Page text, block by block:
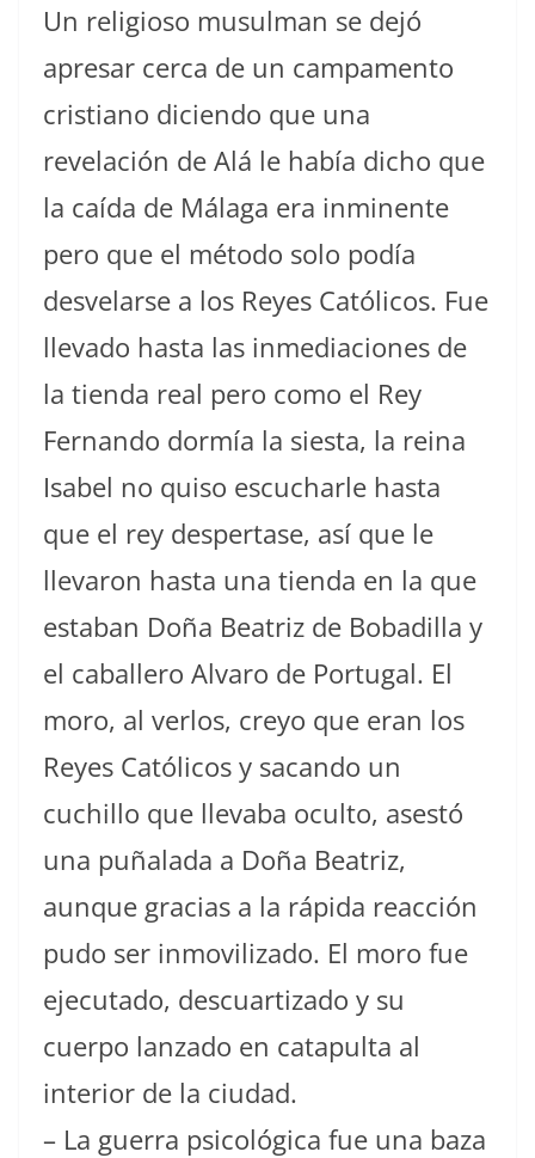
Un religioso musulman se dejó
apresar cerca de un campamento
cristiano diciendo que una
revelación de Alá le había dicho que
la caída de Málaga era inminente
pero que el método solo podía
desvelarse a los Reyes Católicos. Fue
llevado hasta las inmediaciones de
la tienda real pero como el Rey
Fernando dormía la siesta, la reina
Isabel no quiso escucharle hasta
que el rey despertase, así que le
llevaron hasta una tienda en la que
estaban Doña Beatriz de Bobadilla y
el caballero Alvaro de Portugal. El
moro, al verlos, creyo que eran los
Reyes Católicos y sacando un
cuchillo que llevaba oculto, asestó
una puñalada a Doña Beatriz,
aunque gracias a la rápida reacción
pudo ser inmovilizado. El moro fue
ejecutado, descuartizado y su
cuerpo lanzado en catapulta al
interior de la ciudad.
– La guerra psicológica fue una baza